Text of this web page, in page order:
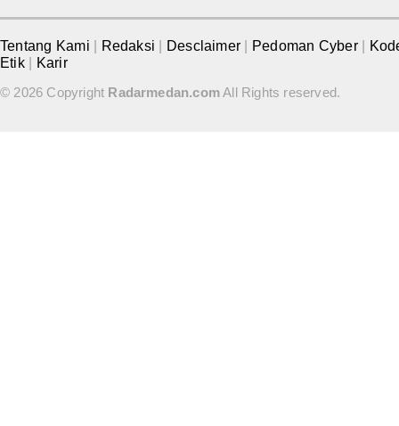
Tentang Kami Redaksi Desclaimer Pedoman Cyber
Etik
Karir
© 2026 Copyright Radarmedan.comAll Rights reserved.